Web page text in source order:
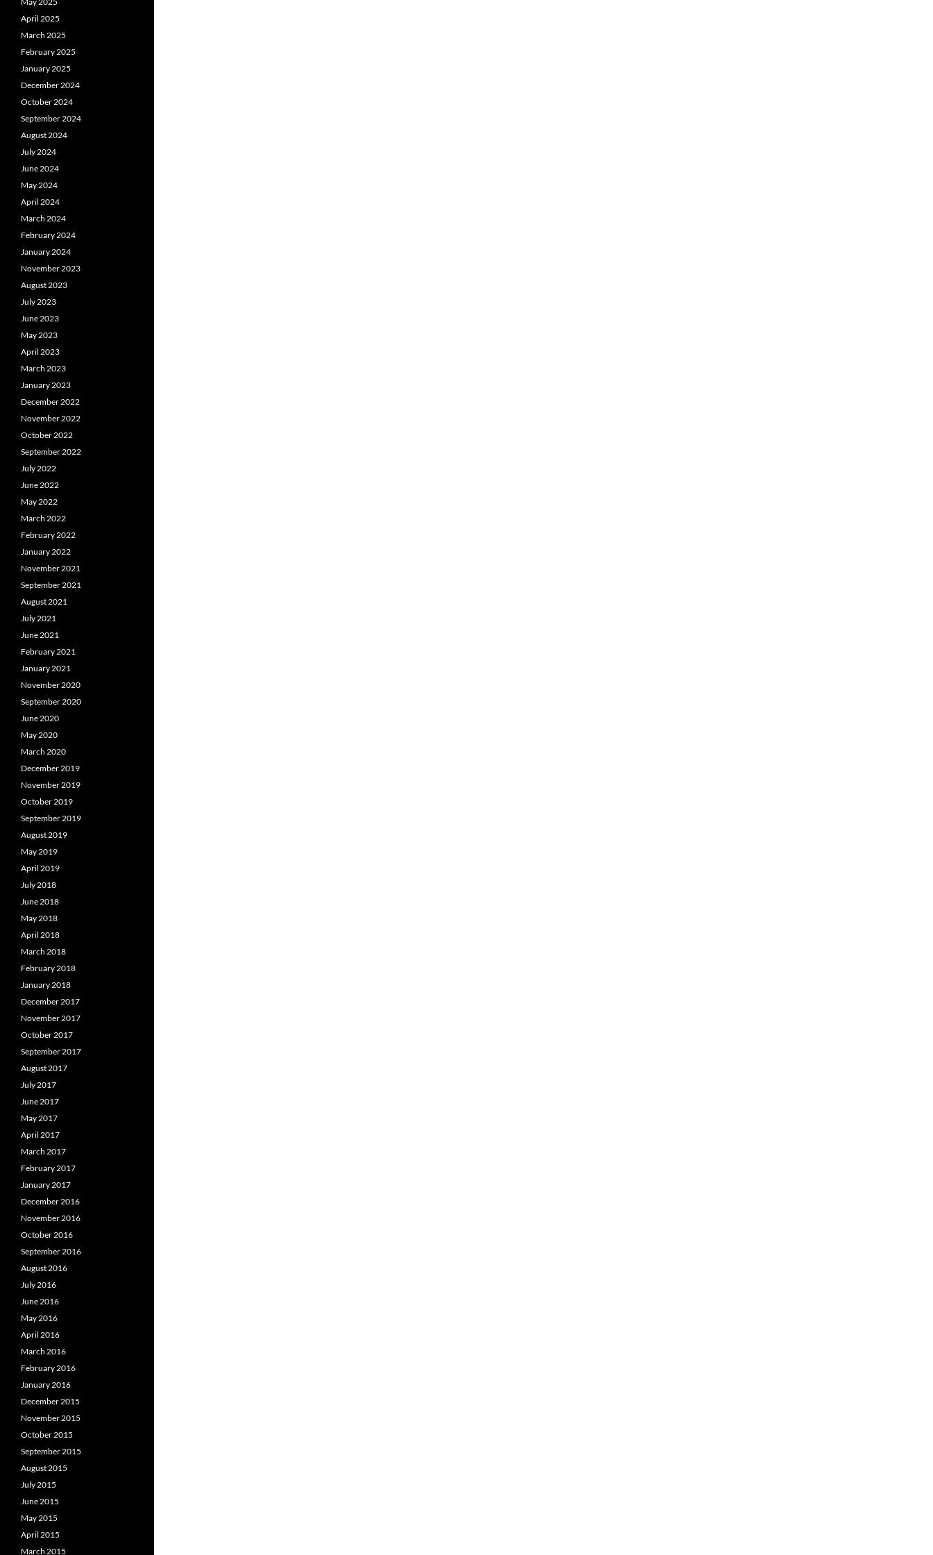
April 2025
March 2025
February 2025
January 2025
December 2024
October 2024
September 2024
August 2024
July 2024
June 2024
May 2024
April 2024
March 2024
February 2024
January 2024
November 2023
August 2023
July 2023
June 2023
May 2023
April 2023
March 2023
January 2023
December 2022
November 2022
October 2022
September 2022
July 2022
June 2022
May 2022
March 2022
February 2022
January 2022
November 2021
September 2021
August 2021
July 2021
June 2021
February 2021
January 2021
November 2020
September 2020
June 2020
May 2020
March 2020
December 2019
November 2019
October 2019
September 2019
August 2019
May 2019
April 2019
July 2018
June 2018
May 2018
April 2018
March 2018
February 2018
January 2018
December 2017
November 2017
October 2017
September 2017
August 2017
July 2017
June 2017
May 2017
April 2017
March 2017
February 2017
January 2017
December 2016
November 2016
October 2016
September 2016
August 2016
July 2016
June 2016
May 2016
April 2016
March 2016
February 2016
January 2016
December 2015
November 2015
October 2015
September 2015
August 2015
July 2015
June 2015
May 2015
April 2015
March 2015